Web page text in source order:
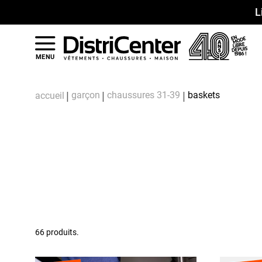
MENU
accueil garçon chaussures 31-39 baskets
66 produits.